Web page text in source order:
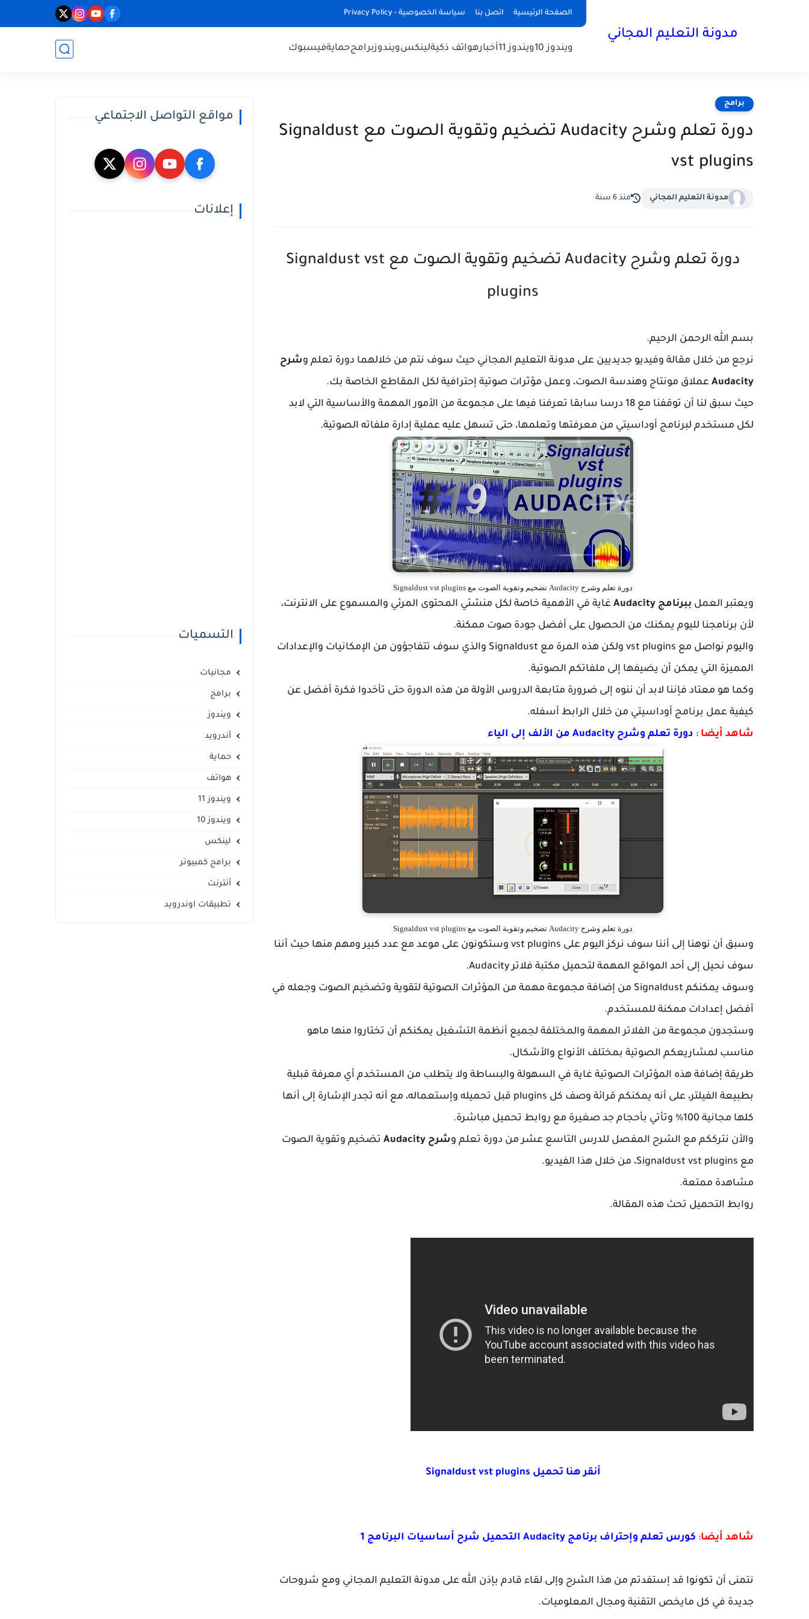
الصفحة الرئيسية اتصل بنا سياسة الخصوصية - Privacy Policy
مدونة التعليم المجاني
ويندوز 10 ويندوز 11 أخبارهواتف ذكيةلينكسويندوزبرامجحمايةفيسبوك
برامج
دورة تعلم وشرح Audacity تضخيم وتقوية الصوت مع Signaldust
vst plugins
مدونة التعليم المجاني منذ 6 سنة
دورة تعلم وشرح Audacity تضخيم وتقوية الصوت مع Signaldust vst
plugins
بسم الله الرحمن الرحيم.
نرجع من خلال مقالة وفيديو جديديين على مدونة التعليم المجاني حيث سوف نتم من خلالهما دورة تعلم وشرح
Audacity عملاق مونتاج وهندسة الصوت، وعمل مؤثرات صوتية إحترافية لكل المقاطع الخاصة بك.
حيث سبق لنا أن توقفنا مع 18 درسا سابقا تعرفنا فيها على مجموعة من الأمور المهمة والأساسية التي لابد
لكل مستخدم لبرنامج أوداسيتي من معرفتها وتعلمها، حتى تسهل عليه عملية إدارة ملفاته الصوتية.
دورة تعلم وشرح Audacity تضخيم وتقوية الصوت مع Signaldust vst plugins
ويعتبر العمل ببرنامج Audacity
غاية في الأهمية خاصة لكل منشئي المحتوى المرئي والمسموع على الانترنت،
لأن برنامجنا لليوم يمكنك من الحصول على أفضل جودة صوت ممكنة.
واليوم نواصل مع vst plugins ولكن هذه المرة مع Signaldust والذي سوف تتفاجؤون من الإمكانيات والإعدادات
المميزة التي يمكن أن يضيفها إلى ملفاتكم الصوتية.
وكما هو معتاد فإننا لابد أن ننوه إلى ضرورة متابعة الدروس الأولة من هذه الدورة حتى تأخدوا فكرة أفضل عن
كيفية عمل برنامج أوداسيتي من خلال الرابط أسفله.
شاهد أيضا : دورة تعلم وشرح Audacity من الألف إلى الياء
دورة تعلم وشرح Audacity تضخيم وتقوية الصوت مع Signaldust vst plugins
وسبق أن نوهنا إلى أننا سوف نركز اليوم على vst plugins وستكونون على موعد مع عدد كبير ومهم منها حيث أننا
سوف نحيل إلى أحد المواقع المهمة لتحميل مكتبة فلاتر Audacity.
وسوف يمكنكم Signaldust من إضافة مجموعة مهمة من المؤثرات الصوتية لتقوية وتضخيم الصوت وجعله في
أفضل إعدادات ممكنة للمستخدم.
وستجدون مجموعة من الفلاتر المهمة والمختلفة لجميع أنظمة التشغيل يمكنكم أن تختاروا منها ماهو
مناسب لمشاريعكم الصوتية بمختلف الأنواع والأشكال.
طريقة إضافة هذه المؤثرات الصوتية غاية في السهولة والبساطة ولا يتطلب من المستخدم أي معرفة قبلية
بطبيعة الفيلتر، على أنه يمكنكم قرائة وصف كل plugins قبل تحميله وإستعماله، مع أنه تجدر الإشارة إلى أنها
كلها مجانية 100% وتأتي بأحجام جد صغيرة مع روابط تحميل مباشرة.
والأن نترككم مع الشرح المفصل للدرس التاسع عشر من دورة تعلم وشرح Audacity
تضخيم وتقوية الصوت
مع Signaldust vst plugins، من خلال هذا الفيديو.
مشاهدة ممتعة.
روابط التحميل تحث هذه المقالة.
أنقر هنا تحميل Signaldust vst plugins
شاهد أيضا: كورس تعلم وإحتراف برنامج Audacity التحميل شرح أساسيات البرنامج 1
نتمنى أن تكونوا قد إستفدتم من هذا الشرح وإلى لقاء قادم بإذن الله على مدونة التعليم المجاني ومع شروحات
جديدة في كل مايخص التقنية ومجال المعلوميات.
مواقع التواصل الاجتماعي
إعلانات
التسميات
مجانيات
برامج
ويندوز
أندرويد
حماية
هواتف
ويندوز 11
ويندوز 10
لينكس
برامج كمبيوتر
أنترنت
تطبيقات اوندرويد